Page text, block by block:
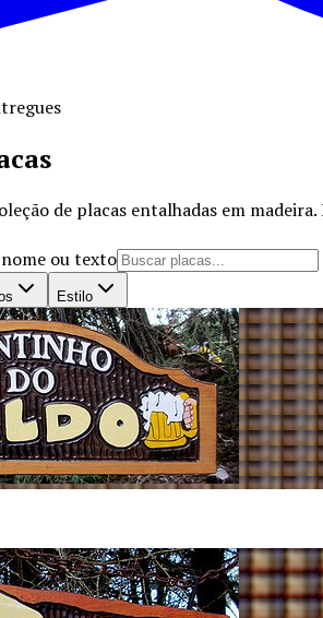
de placas entalhadas em
ou texto
Estilo